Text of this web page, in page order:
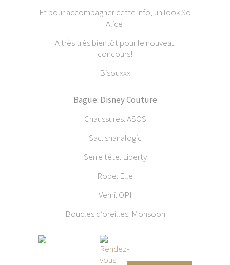
Et pour accompagner cette info, un look So
Alice!
A très très bientôt pour le nouveau
concours!
Bisouxxx
Bague: Disney Couture
Chaussures: ASOS
Sac: shanalogic
Serre tête: Liberty
Robe: Elle
Verni: OPI
Boucles d’oreilles: Monsoon